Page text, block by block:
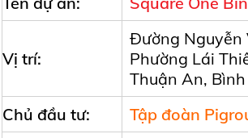
Vị trí:
Đường Nguyễn
Phường Lái
Thuận An,
Chủ đầu tư:
Tập đoàn